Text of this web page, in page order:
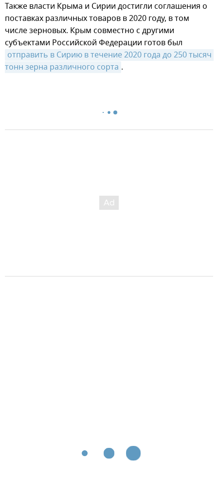
Также власти Крыма и Сирии достигли соглашения о
поставках различных товаров в 2020 году, в том
числе зерновых. Крым совместно с другими
субъектами Российской Федерации готов был
отправить в Сирию в течение 2020 года до 250 тысяч
тонн зерна различного сорта .